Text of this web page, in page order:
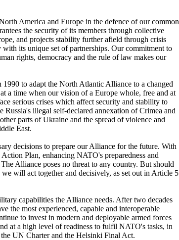
America and Europe in the defence of our common
the security of its members through collective
and projects stability further afield through crisis
with its unique set of partnerships. Our commitment to
rights, democracy and the rule of law makes our
to adapt the North Atlantic Alliance to a changed
a time when our vision of a Europe whole, free and at
serious crises which affect security and stability to
Russia's illegal self-declared annexation of Crimea and
parts of Ukraine and the spread of violence and
East.
decisions to prepare our Alliance for the future. With
Plan, enhancing NATO's preparedness and
Alliance poses no threat to any country. But should
will act together and decisively, as set out in Article 5
capabilities the Alliance needs. After two decades
the most experienced, capable and interoperable
to invest in modern and deployable armed forces
at a high level of readiness to fulfil NATO's tasks, in
UN Charter and the Helsinki Final Act.